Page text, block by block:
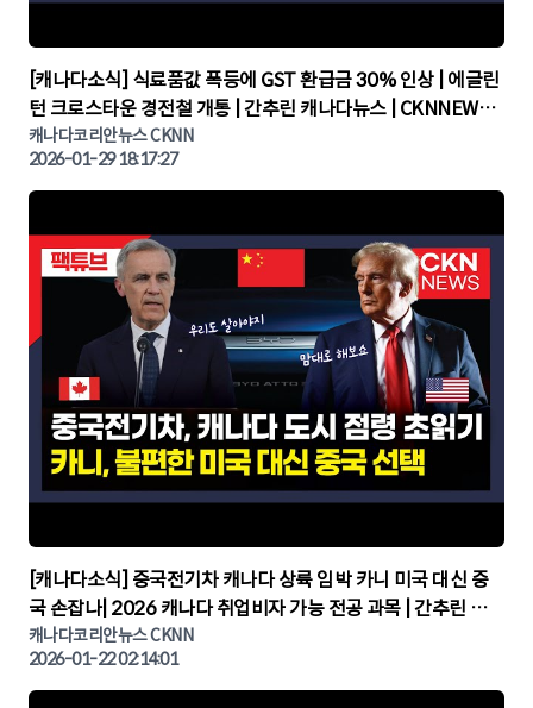
▶
[캐나다소식] 식료품값 폭등에 GST 환급금 30% 인상 | 에글린
턴 크로스타운 경전철 개통 | 간추린 캐나다뉴스 | CKNNEWS,
캐나다코리안뉴스
캐나다코리안뉴스 CKNN
2026-01-29 18:17:27
▶
[캐나다소식] 중국전기차 캐나다 상륙 임박 카니 미국 대신 중
국 손잡나| 2026 캐나다 취업비자 가능 전공 과목 | 간추린 캐
나다뉴스 | CKNNEWS, 캐나다코리안뉴스
캐나다코리안뉴스 CKNN
2026-01-22 02:14:01